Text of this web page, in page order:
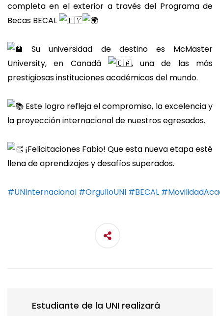
completa en el exterior a través del Programa de
Becas BECAL
Su universidad de destino es McMaster
University, en Canadá
, una de las más
prestigiosas instituciones académicas del mundo.
Este logro refleja el compromiso, la excelencia y
la proyección internacional de nuestros egresados.
¡Felicitaciones Fabio! Que esta nueva etapa esté
llena de aprendizajes y desafíos superados.
#UNInternacional #OrgulloUNI #BECAL
Estudiante de la UNI realizará